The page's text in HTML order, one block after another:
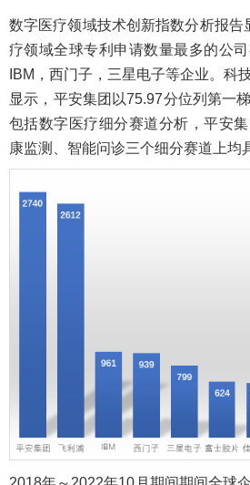
数字医疗领域技术创新指数分析报告
疗领域全球专利申请数量最多的公
IBM，西门子，三星电子等企业。科
显示，平安集团以75.97分位列第一
包括数字医疗细分赛道分析，平安
康监测、智能问诊三个细分赛道上均